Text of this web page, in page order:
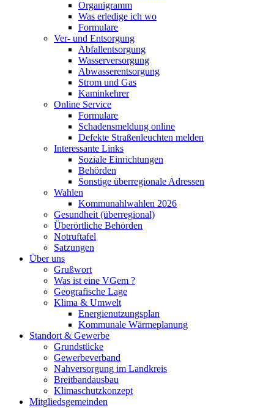
Organigramm
Was erledige ich wo
Formulare
Ver- und Entsorgung
Abfallentsorgung
Wasserversorgung
Abwasserentsorgung
Strom und Gas
Kaminkehrer
Online Service
Formulare
Schadensmeldung online
Defekte Straßenleuchten melden
Interessante Links
Soziale Einrichtungen
Behörden
Sonstige überregionale Adressen
Wahlen
Kommunahlwahlen 2026
Gesundheit (überregional)
Überörtliche Behörden
Notruftafel
Satzungen
Über uns
Grußwort
Was ist eine VGem ?
Geografische Lage
Klima & Umwelt
Energienutzungsplan
Kommunale Wärmeplanung
Standort & Gewerbe
Grundstücke
Gewerbeverband
Nahversorgung im Landkreis
Breitbandausbau
Klimaschutzkonzept
Mitgliedsgemeinden